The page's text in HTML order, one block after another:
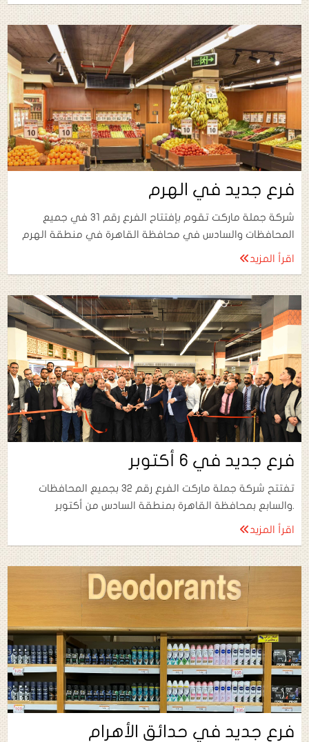
فرع جديد في الهرم
شركة جملة ماركت تقوم بإفتتاح الفرع رقم 31 في جميع
المحافظات والسادس في محافظة القاهرة في منطقة الهرم
اقرأ المزيد
فرع جديد في 6 أكتوبر
تفتتح شركة جملة ماركت الفرع رقم 32 بجميع المحافظات
والسابع بمحافظة القاهرة بمنطقة السادس من أكتوبر.
اقرأ المزيد
فرع جديد في حدائق الأهرام